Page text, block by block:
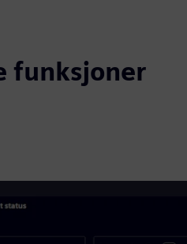
funksjoner